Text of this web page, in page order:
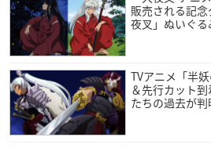
ートを参照し、もろはの名場面に投
になった場面がスペシャル壁紙として
【投票期間】
2021年1月21日(木)18:00まで
【壁紙配布開始】
販売される記
夜叉」ぬいぐる
TVアニメ「半
＆先行カット
たちの過去が判